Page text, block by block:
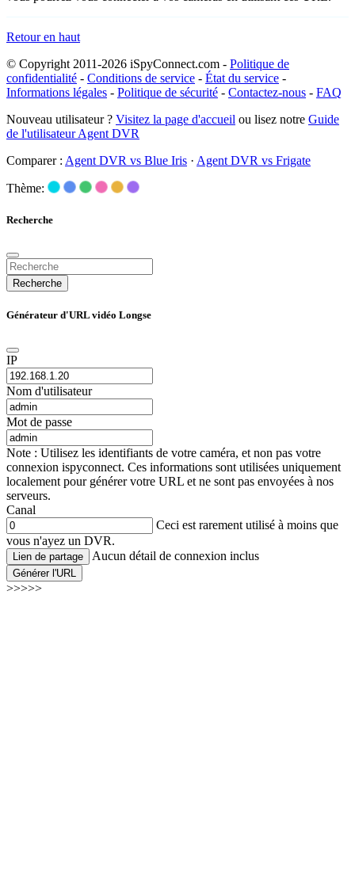
Retour en haut
© Copyright 2011-2026 iSpyConnect.com - Politique de
confidentialité - Conditions de service - État du service -
Informations légales - Politique de sécurité - Contactez-nous - FAQ
Nouveau utilisateur ? Visitez la page d'accueil ou lisez notre Guide
de l'utilisateur Agent DVR
Comparer : Agent DVR vs Blue Iris · Agent DVR vs Frigate
Thème:
Recherche
Recherche
Générateur d'URL vidéo Longse
IP
Nom d'utilisateur
Mot de passe
Note : Utilisez les identifiants de votre caméra, et non pas votre
connexion ispyconnect. Ces informations sont utilisées uniquement
localement pour générer votre URL et ne sont pas envoyées à nos
serveurs.
Canal
Ceci est rarement utilisé à moins que
vous n'ayez un DVR.
Lien de partage Aucun détail de connexion inclus
Générer l'URL
>>>>>